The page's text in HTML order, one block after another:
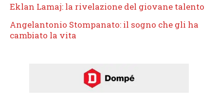
Eklan Lamaj: la rivelazione del giovane talento
Angelantonio Stompanato: il sogno che gli ha
cambiato la vita